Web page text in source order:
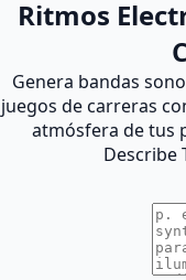
Ritmos
Genera bandas
juegos de carreras
atmósfera de tus
Describe